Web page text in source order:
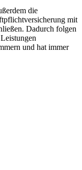
die
mit
Dadurch folgen
und hat immer